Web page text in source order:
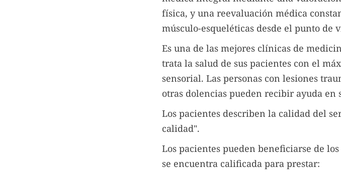
física, y una reevaluación médica
músculo-esqueléticas desde el punto de
Es una de las mejores clínicas de
trata la salud de sus pacientes con el
sensorial. Las personas con lesiones
otras dolencias pueden recibir ayuda
Los pacientes describen la calidad del
calidad".
Los pacientes pueden beneficiarse de
se encuentra calificada para prestar: